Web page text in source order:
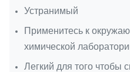
Устранимый
Применитесь к
химической
Легкий для того чтобы